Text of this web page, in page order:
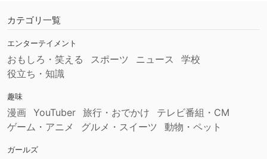
カテゴリ一覧
エンターテイメント
おもしろ・笑える スポーツ ニュース
学校
役立ち・知識
趣味
漫画 YouTuber 旅行・おでかけ
テレビ番組・CM
ゲーム・アニメ
グルメ・スイーツ 動物・ペット
ガールズ